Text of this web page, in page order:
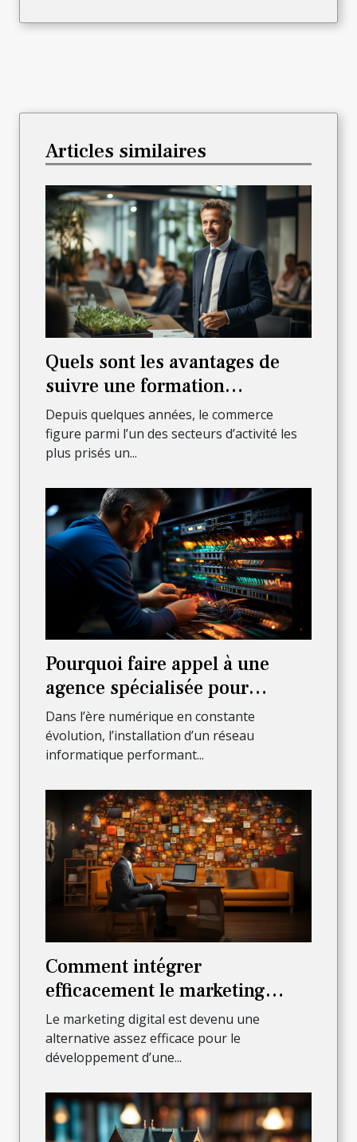
Articles similaires
Quels sont les avantages de
suivre une formation
commerciale ?
Depuis quelques années, le commerce
figure parmi l’un des secteurs d’activité les
plus prisés un...
Pourquoi faire appel à une
agence spécialisée pour
l’installation complète de votre
réseau informatique ?
Dans l’ère numérique en constante
évolution, l’installation d’un réseau
informatique performant...
Comment intégrer
efficacement le marketing
digital pour faire croître son
activité ?
Le marketing digital est devenu une
alternative assez efficace pour le
développement d’une...